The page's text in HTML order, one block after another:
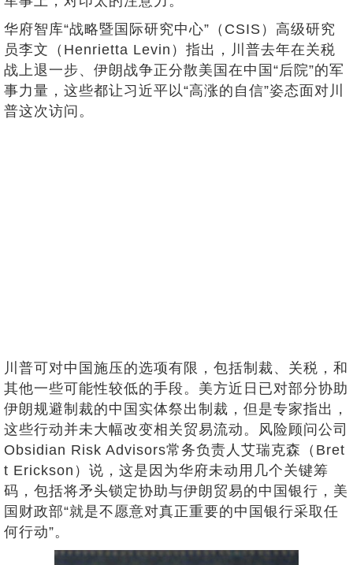
华府智库“战略暨国际研究中心”（CSIS）高级研究
员李文（Henrietta Levin）指出，川普去年在关税
战上退一步、伊朗战争正分散美国在中国“后院”的军
事力量，这些都让习近平以“高涨的自信”姿态面对川
普这次访问。
川普可对中国施压的选项有限，包括制裁、关税，和
其他一些可能性较低的手段。美方近日已对部分协助
伊朗规避制裁的中国实体祭出制裁，但是专家指出，
这些行动并未大幅改变相关贸易流动。风险顾问公司
Obsidian Risk Advisors常务负责人艾瑞克森（Bret
t Erickson）说，这是因为华府未动用几个关键筹
码，包括将矛头锁定协助与伊朗贸易的中国银行，美
国财政部“就是不愿意对真正重要的中国银行采取任
何行动”。